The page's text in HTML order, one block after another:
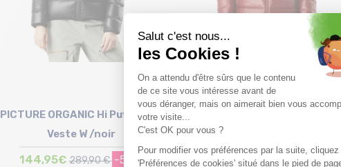
PICTURE ORGANIC Hi Puff Down
Veste W /noir
144,95€ 289,90 € -50%
Down Veste /andorra
144,95€ 289,90 €-50%